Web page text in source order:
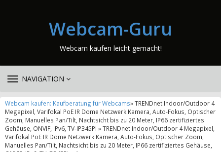
Webcam-Guru
Webcam kaufen leicht gemacht!
TOGGLE
NAVIGATION
Webcam kaufen: Kaufberatung für Webcams» TRENDnet Indoor/Outdoor 4
Megapixel, Varifokal PoE IR Dome Netzwerk Kamera, Auto-Fokus, Optischer
Zoom, Manuelles Pan/Tilt, Nachtsicht bis zu 20 Meter, IP66 zertifiziertes
Gehäuse, ONVIF, IPv6, TV-IP345PI » TRENDnet Indoor/Outdoor 4 Megapixel,
Varifokal PoE IR Dome Netzwerk Kamera, Auto-Fokus, Optischer Zoom,
Manuelles Pan/Tilt, Nachtsicht bis zu 20 Meter, IP66 zertifiziertes Gehäuse,